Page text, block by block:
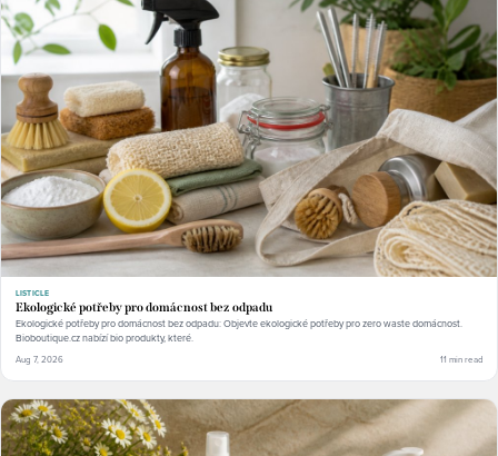
LISTICLE
Ekologické potřeby pro domácnost bez odpadu
Ekologické potřeby pro domácnost bez odpadu: Objevte ekologické potřeby pro zero waste domácnost.
Bioboutique.cz nabízí bio produkty, které.
Aug 7, 2026 11 min read